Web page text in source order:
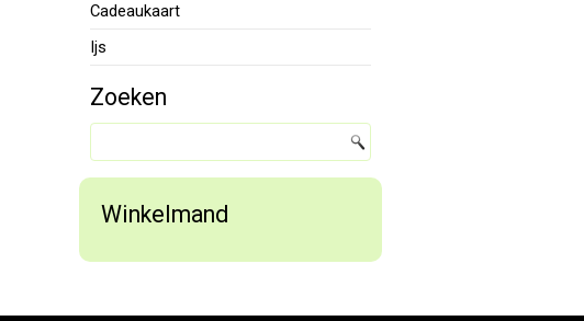
Cadeaukaart
Ijs
Zoeken
Winkelmand